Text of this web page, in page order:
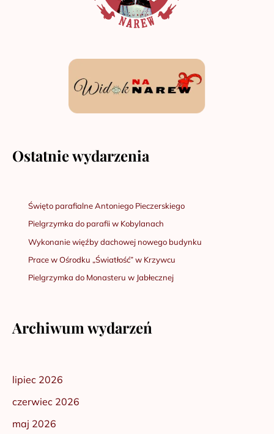
Ostatnie wydarzenia
Święto parafialne Antoniego Pieczerskiego
Pielgrzymka do parafii w Kobylanach
Wykonanie więźby dachowej nowego budynku
Prace w Ośrodku „Światłość” w Krzywcu
Pielgrzymka do Monasteru w Jabłecznej
Archiwum wydarzeń
lipiec 2026
czerwiec 2026
maj 2026